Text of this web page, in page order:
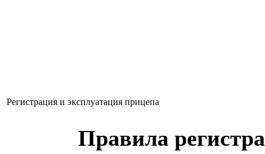
Регистрация и эксплуатация прицепа
Правила